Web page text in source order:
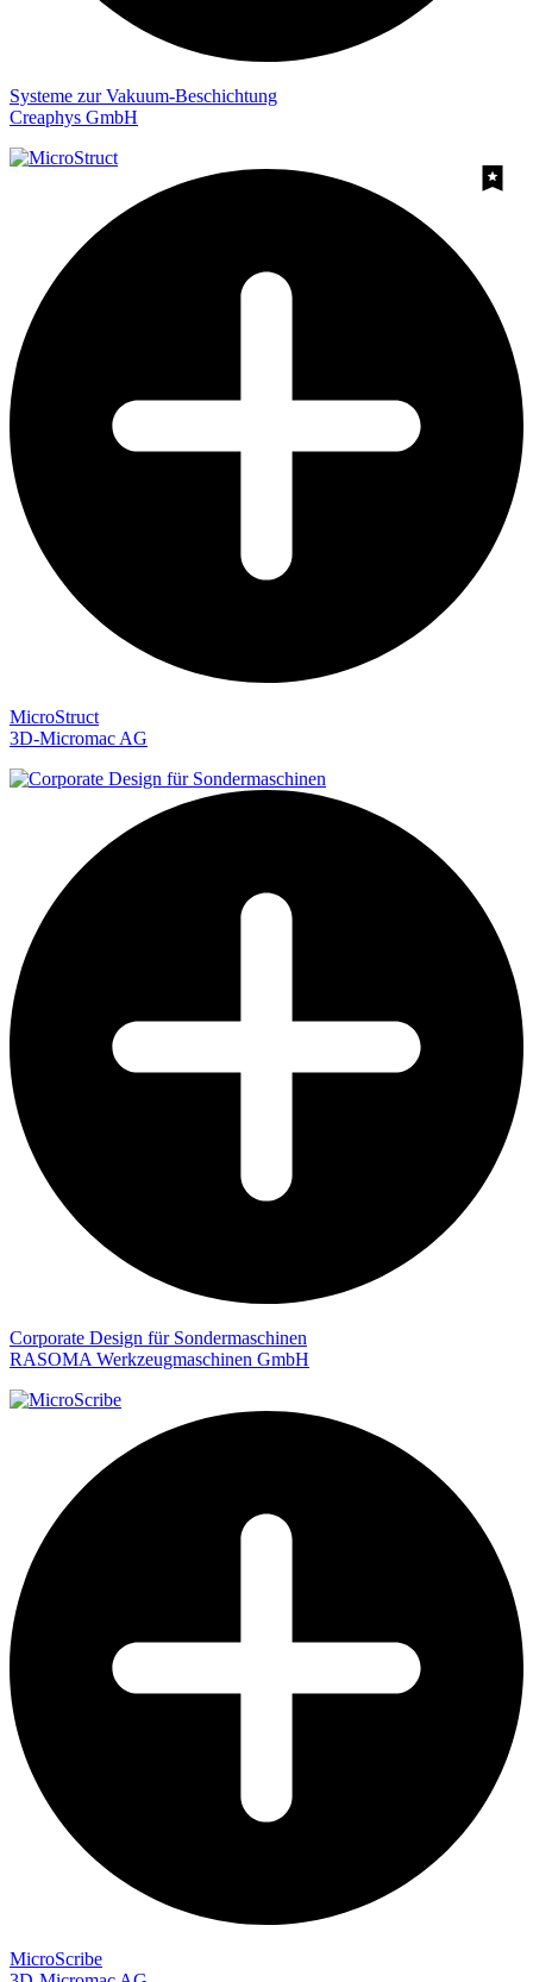
Systeme zur Vakuum-Beschichtung
Creaphys GmbH
MicroStruct
3D-Micromac AG
Corporate Design für Sondermaschinen
RASOMA Werkzeugmaschinen GmbH
MicroScribe